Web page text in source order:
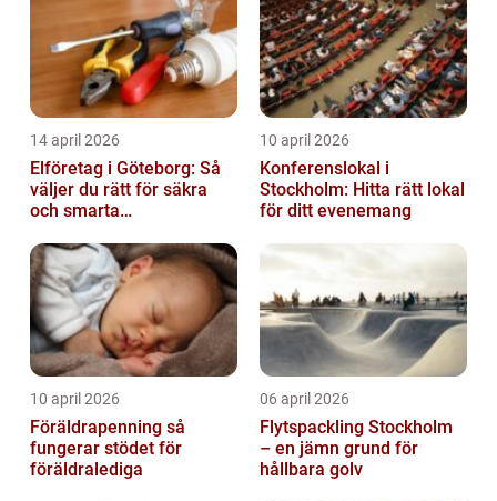
14 april 2026
Elföretag i Göteborg: Så
väljer du rätt för säkra
och smarta
10 april 2026
Konferenslokal i
Stockholm: Hitta rätt lokal
för ditt evenemang
10 april 2026
Föräldrapenning så
fungerar stödet för
föräldralediga
06 april 2026
Flytspackling Stockholm
– en jämn grund för
hållbara golv